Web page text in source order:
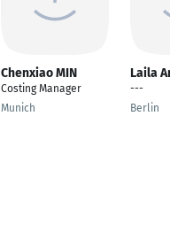
Chenxiao MIN
Costing Manager
Munich
Laila
---
Berlin